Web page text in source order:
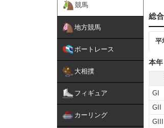
競馬
地方競馬
ボートレース
大相撲
フィギュア
カーリング
総
平
本年
GI
GII
GIII